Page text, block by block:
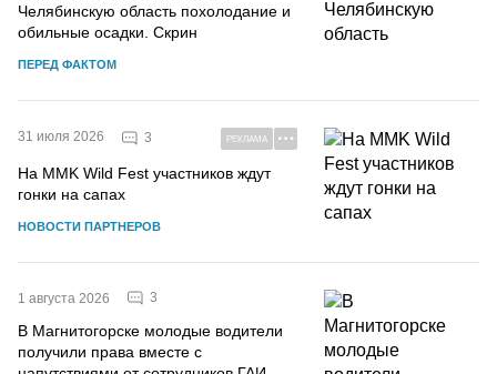
Челябинскую область похолодание и
обильные осадки. Скрин
ПЕРЕД ФАКТОМ
31 июля 2026 3 РЕКЛАМА
На MMK Wild Fest участников ждут
гонки на сапах
НОВОСТИ ПАРТНЕРОВ
1 августа 2026 3
В Магнитогорске молодые водители
получили права вместе с